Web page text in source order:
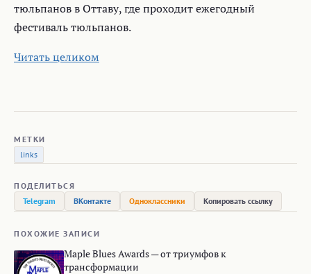
тюльпанов в Оттаву, где проходит ежегодный
фестиваль тюльпанов.
Читать целиком
МЕТКИ
links
ПОДЕЛИТЬСЯ
Telegram
ВКонтакте Одноклассники Копировать ссылку
ПОХОЖИЕ ЗАПИСИ
Maple Blues Awards — от триумфов к
трансформации